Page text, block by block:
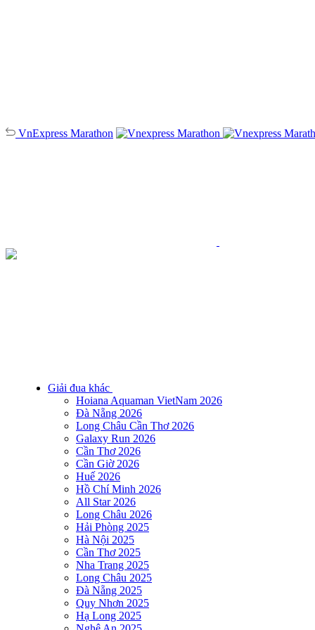
VnExpress Marathon
Giải đua khác
Hoiana Aquaman VietNam 2026
Đà Nẵng 2026
Long Châu Cần Thơ 2026
Galaxy Run 2026
Cần Thơ 2026
Cần Giờ 2026
Huế 2026
Hồ Chí Minh 2026
All Star 2026
Long Châu 2026
Hải Phòng 2025
Hà Nội 2025
Cần Thơ 2025
Nha Trang 2025
Long Châu 2025
Đà Nẵng 2025
Quy Nhơn 2025
Hạ Long 2025